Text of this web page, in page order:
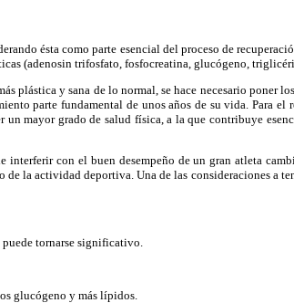
ésta como parte esencial del proceso de
(adenosin trifosfato, fosfocreatina, glucógeno,
plástica y sana de lo normal, se hace necesario poner
parte fundamental de unos años de su vida. Para
mayor grado de salud física, a la que contribuye
con el buen desempeño de un gran atleta
la actividad deportiva. Una de las consideraciones a
tornarse significativo.
glucógeno y más lípidos.